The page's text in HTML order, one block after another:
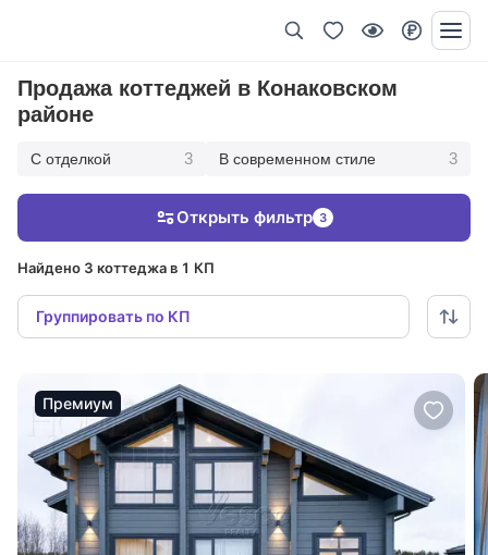
Продажа коттеджей в Конаковском
районе
С отделкой 3 В современном стиле 3
Найдено 3 коттеджа в 1 КП
Группировать по КП
Открыть фильтр 3
Премиум